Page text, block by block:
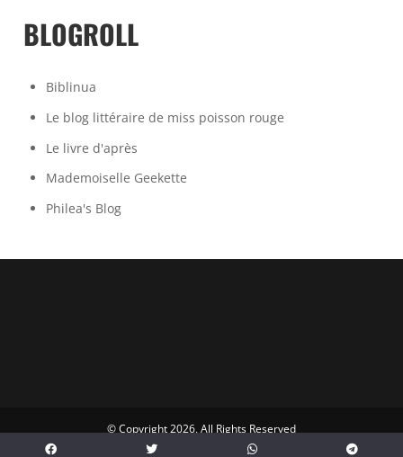
BLOGROLL
Biblinua
Le blog littéraire de miss poisson rouge
Le livre d'après
Mademoiselle Geekette
Philea's Blog
© Copyright 2026, All Rights Reserved